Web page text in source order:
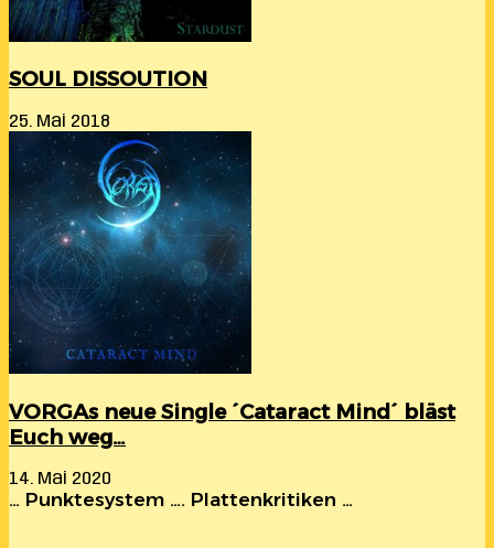
SOUL DISSOUTION
25. Mai 2018
VORGAs neue Single ´Cataract Mind´ bläst
Euch weg…
14. Mai 2020
… Punktesystem …. Plattenkritiken …